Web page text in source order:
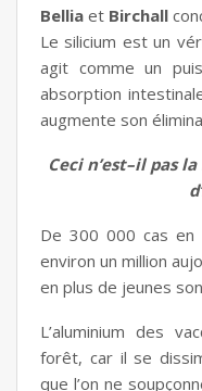
Bellia et Birchall
Le silicium est un
agit comme un
absorption
augmente son
Ceci n’est–il pas
De 300 000 cas en
environ un million
en plus de jeunes
L’aluminium des
forêt, car il se
que l’on ne